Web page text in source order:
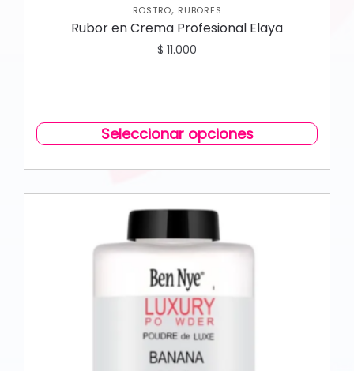
ROSTRO, RUBORES
Rubor en Crema Profesional Elaya
$ 11.000
Seleccionar opciones